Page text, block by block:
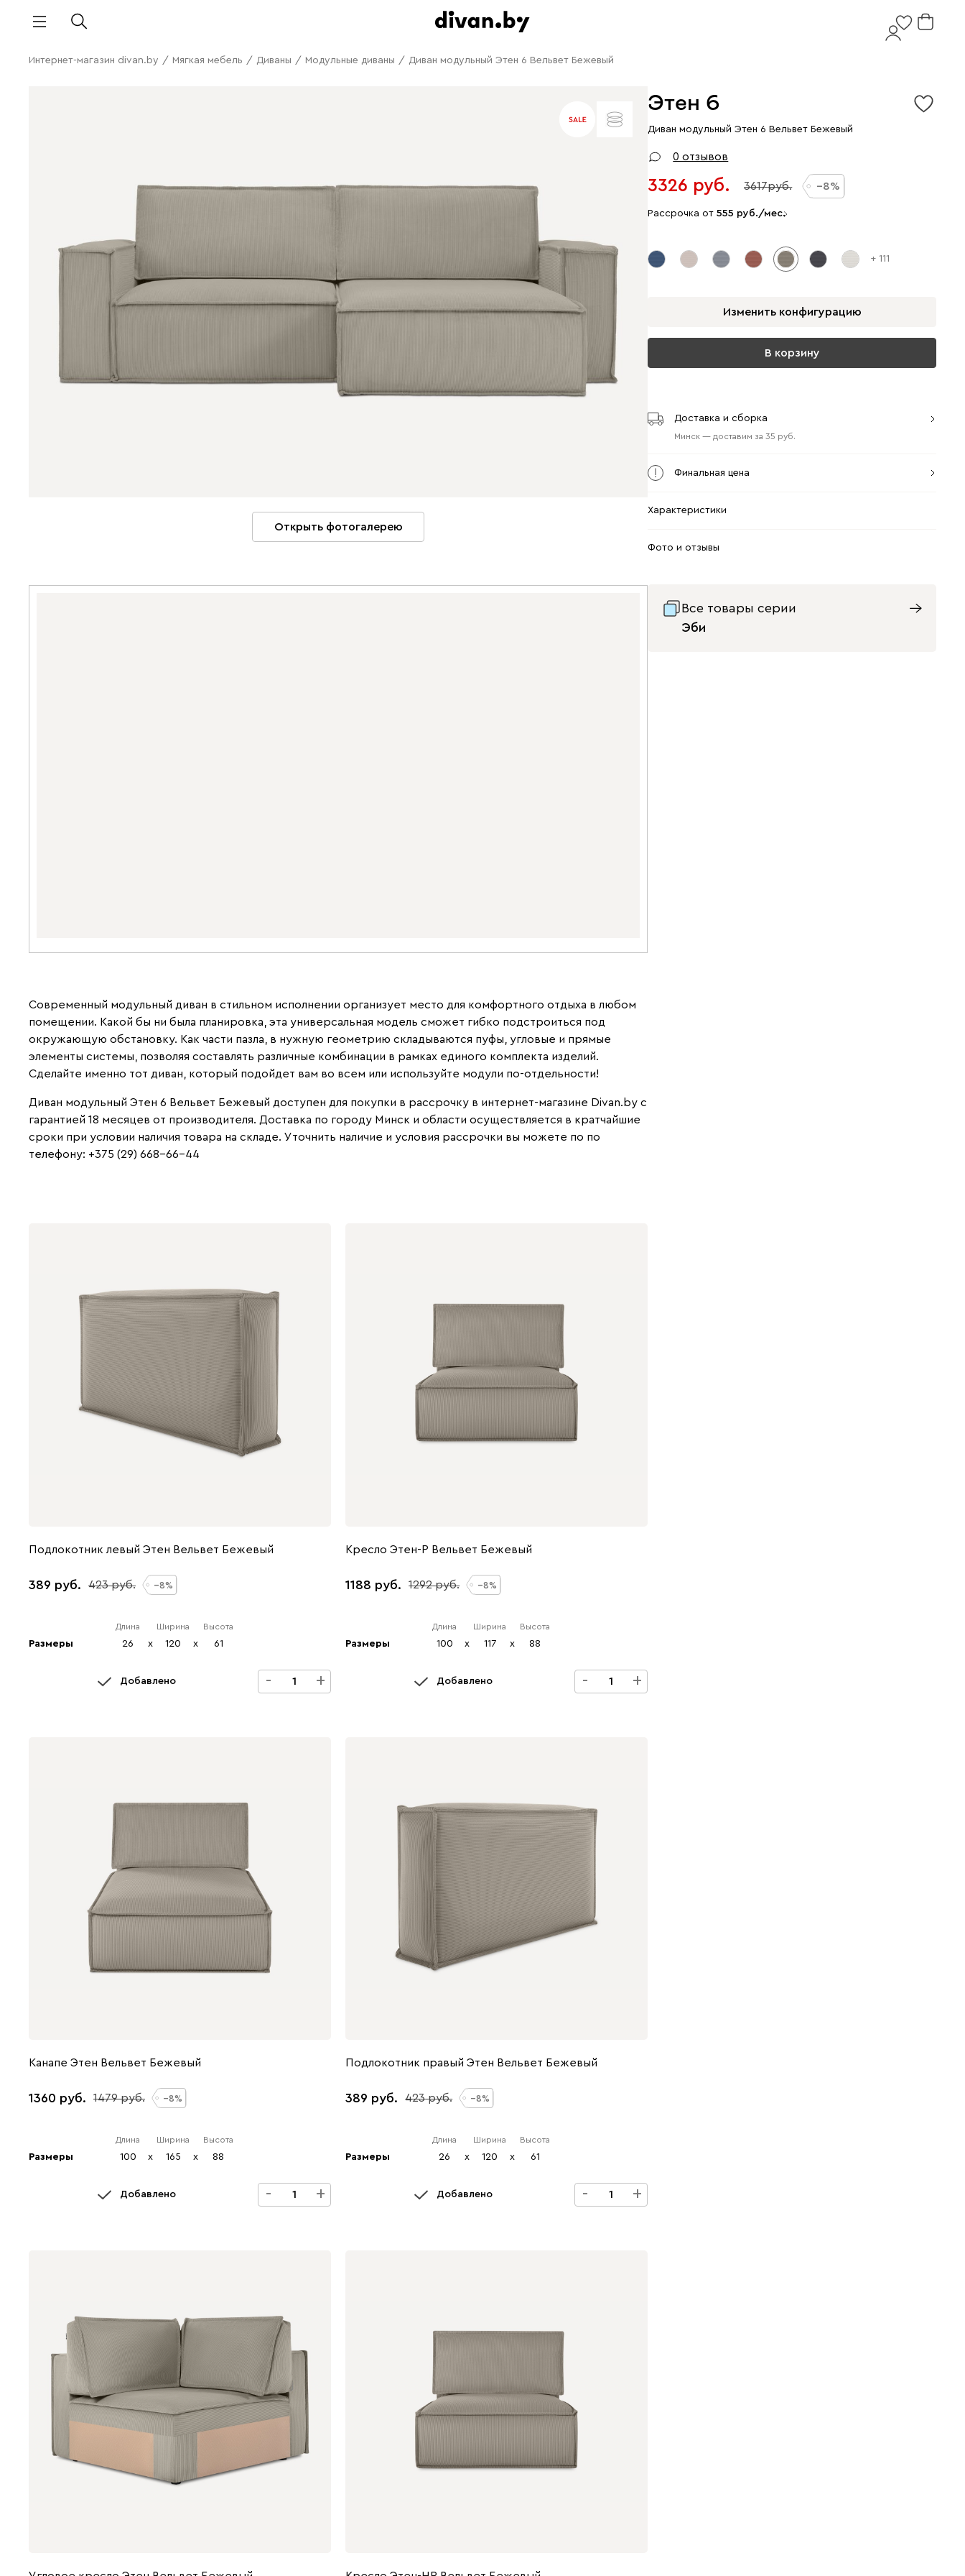
Интернет-магазин divan.by / Мягкая мебель / Диваны / Модульные диваны / Диван модульный Этен 6 Вельвет Бежевый
Открыть фотогалерею
Современный модульный диван в стильном исполнении организует место для комфортного отдыха в любом
помещении. Какой бы ни была планировка, эта универсальная модель сможет гибко подстроиться под
окружающую обстановку. Как части пазла, в нужную геометрию складываются пуфы, угловые и прямые
элементы системы, позволяя составлять различные комбинации в рамках единого комплекта изделий.
Сделайте именно тот диван, который подойдет вам во всем или используйте модули по-отдельности!
Диван модульный Этен 6 Вельвет Бежевый доступен для покупки в рассрочку в интернет-магазине Divan.by с
гарантией 18 месяцев от производителя. Доставка по городу Минск и области осуществляется в кратчайшие
сроки при условии наличия товара на складе. Уточнить наличие и условия рассрочки вы можете по по
телефону: +375 (29) 668-66-44
Подлокотник левый Этен Вельвет Бежевый
389 423 8
Размеры
Длина
26 x
Ширина
120 x
Высота
61
Добавлено - +
Кресло Этен-Р Вельвет Бежевый
1188 1292 8
Размеры
Длина
100 x
Ширина
117 x
Высота
88
Добавлено - +
Канапе Этен Вельвет Бежевый
1360 1479 8
Размеры
Длина
100 x
Ширина
165 x
Высота
88
Добавлено - +
Подлокотник правый Этен Вельвет Бежевый
389 423 8
Размеры
Длина
26 x
Ширина
120 x
Высота
61
Добавлено - +
Этен 6
Диван модульный Этен 6 Вельвет Бежевый
0 отзывов
3326 3617 8
Рассрочка от555 /мес.
+ 111
Изменить конфигурацию
В корзину
Доставка и сборка
Минск — доставим за35
Финальная цена
Характеристики
Фото и отзывы
Все товары серии
Эби